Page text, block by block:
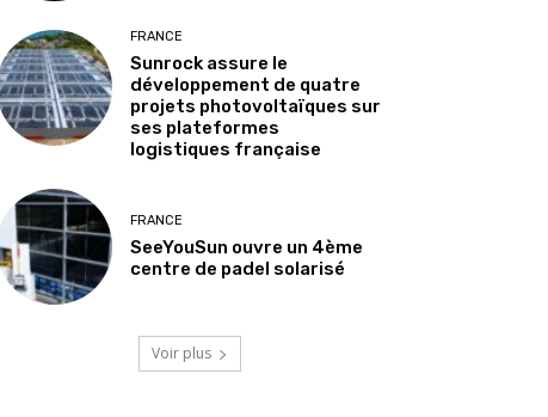
FRANCE
Sunrock assure le
développement de quatre
projets photovoltaïques sur
ses plateformes
logistiques française
FRANCE
SeeYouSun ouvre un 4ème
centre de padel solarisé
Voir plus